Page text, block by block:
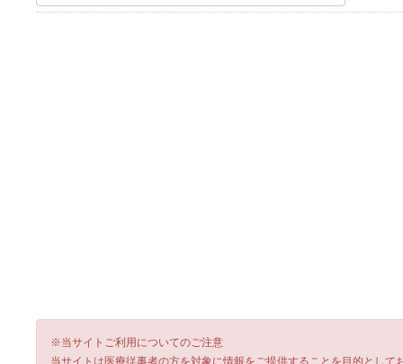
※当サイトご利用についてのご注意
当サイトは医療従事者の方を対象に情報をご提供することを目的とし